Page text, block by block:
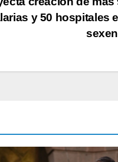
y 50 hospitales